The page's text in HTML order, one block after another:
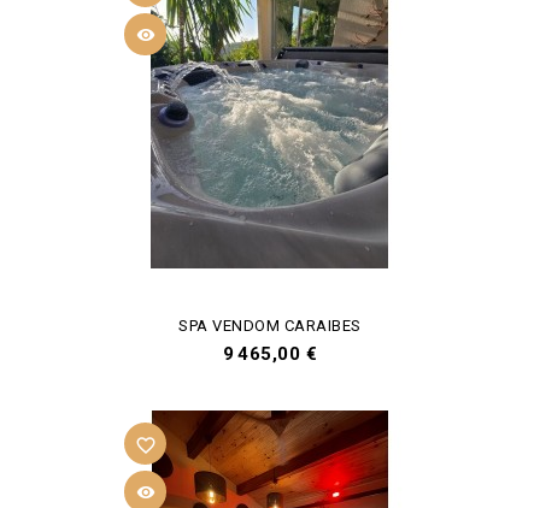

SPA VENDOM CARAIBES
Prix
9 465,00 €

favorite_border